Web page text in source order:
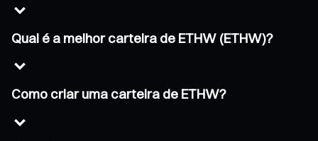
Qual é a melhor carteira de ETHW (ETHW)?
Como criar uma carteira de ETHW?